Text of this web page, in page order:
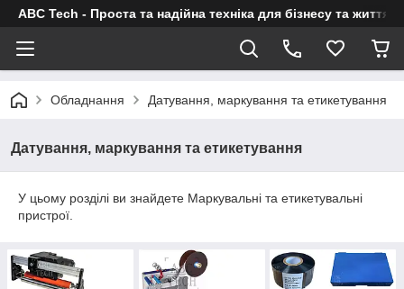
ABC Tech - Проста та надійна техніка для бізнесу та життя
Обладнання Датування, маркування та етикетування
Датування, маркування та етикетування
У цьому розділі ви знайдете Маркувальні та етикетувальні
пристрої.